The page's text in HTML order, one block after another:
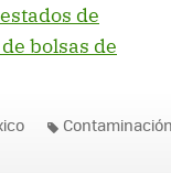
de
bolsas de